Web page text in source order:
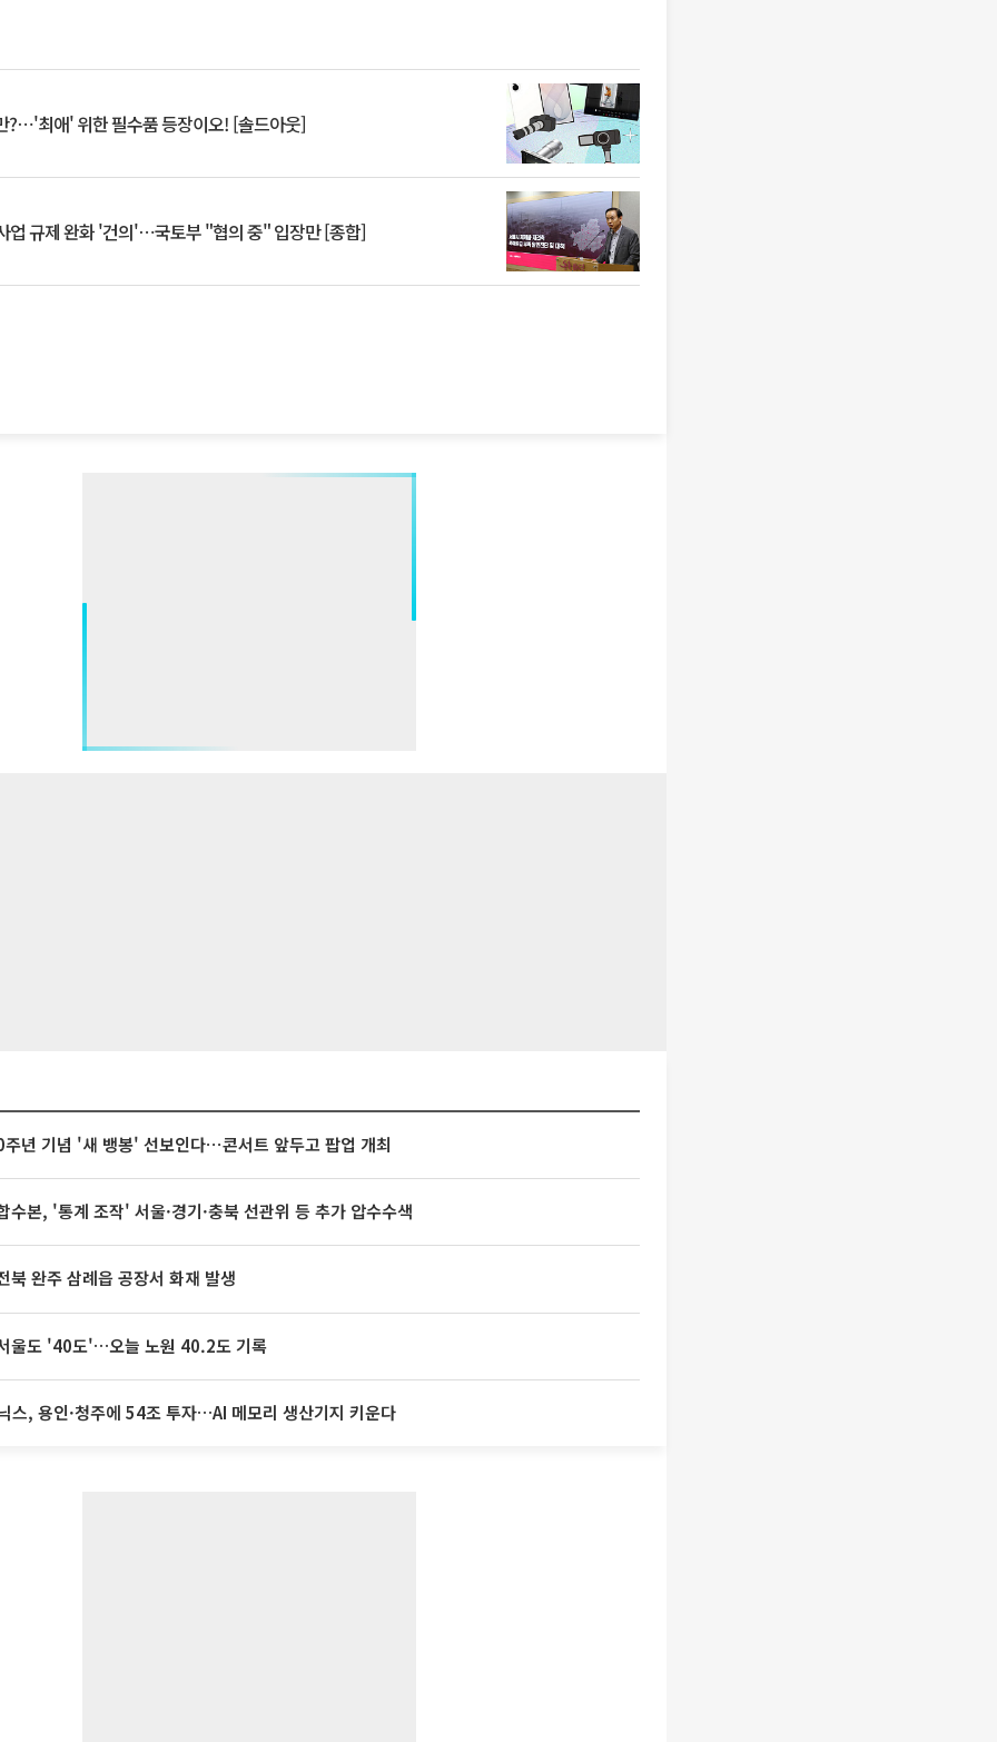
?⋯'최애' 위한 필수품 등장이오! [솔드아웃]
업 규제 완화 '건의'⋯국토부 "협의 중" 입장만 [종합]
년 기념 '새 뱅봉' 선보인다⋯콘서트 앞두고 팝업 개최
수본, '통계 조작' 서울·경기·충북 선관위 등 추가 압수수색
북 완주 삼례읍 공장서 화재 발생
울도 '40도'…오늘 노원 40.2도 기록
스, 용인·청주에 54조 투자…AI 메모리 생산기지 키운다